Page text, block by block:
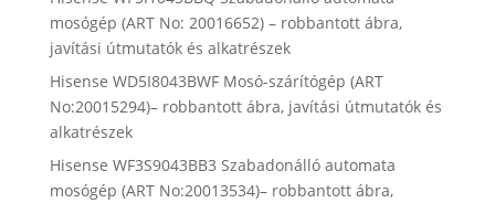
mosógép (ART No: 20016652) – robbantott ábra,
javítási útmutatók és alkatrészek
Hisense WD5I8043BWF Mosó-szárítógép (ART
No:20015294)– robbantott ábra, javítási útmutatók és
alkatrészek
Hisense WF3S9043BB3 Szabadonálló automata
mosógép (ART No:20013534)– robbantott ábra,